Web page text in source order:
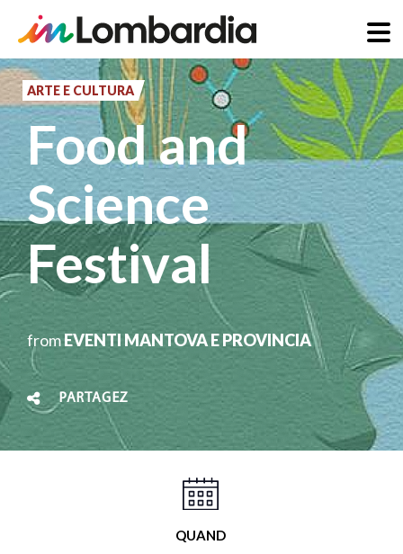
Aller
au
contenu
principal
ARTE E CULTURA
Food and
Science
Festival
fromEVENTI MANTOVA E PROVINCIA
PARTAGEZ
QUAND